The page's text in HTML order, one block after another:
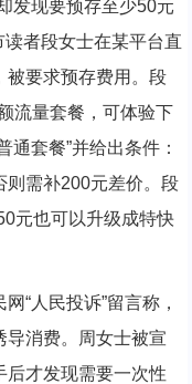
现要预存至少50元
者段女士在某平台直
被要求预存费用。段
流量套餐，可体验下
通套餐”并给出条件：
则需补200元差价。段
元也可以升级成特快
人民投诉”留言称，
导消费。周女士被宣
后才发现需要一次性